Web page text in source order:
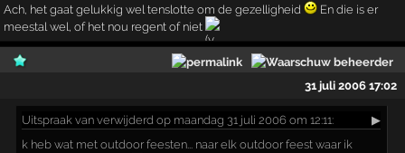
Ach, het gaat gelukkig wel tenslotte om de gezelligheid
En die is er
meestal wel, of het nou regent of niet
31 juli 2006 17:02
Uitspraak van verwijderd op maandag 31 juli 2006 om 12:11:
▶
k heb wat met outdoor feesten... naar elk outdoor feest waar ik